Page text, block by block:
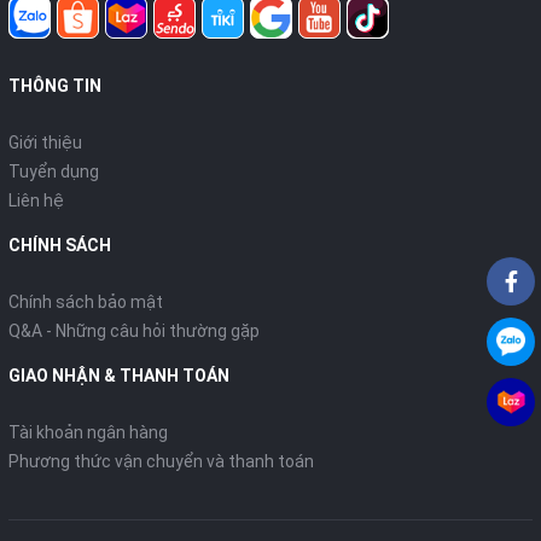
THÔNG TIN
Giới thiệu
Tuyển dụng
Liên hệ
CHÍNH SÁCH
Chính sách bảo mật
Q&A - Những câu hỏi thường gặp
GIAO NHẬN & THANH TOÁN
Tài khoản ngân hàng
Phương thức vận chuyển và thanh toán